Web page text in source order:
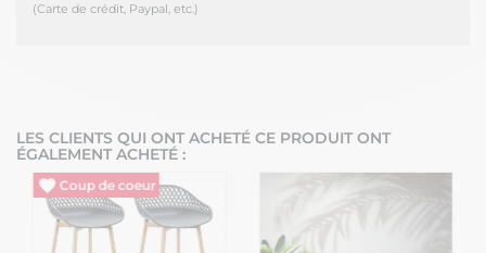
(Carte de crédit, Paypal, etc.)
LES CLIENTS QUI ONT ACHETÉ CE PRODUIT ONT
ÉGALEMENT ACHETÉ :
Vide entrepôt